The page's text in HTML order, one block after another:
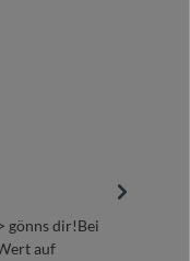
gönns dir!Bei
auf